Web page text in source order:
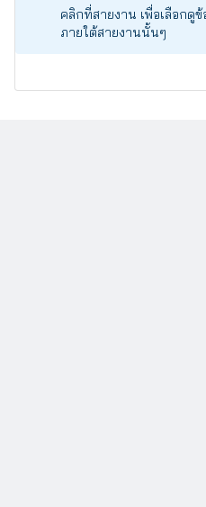
คลิกที่สายงาน เพื่อเลือกดู
ภายใต้สายงานนั้นๆ